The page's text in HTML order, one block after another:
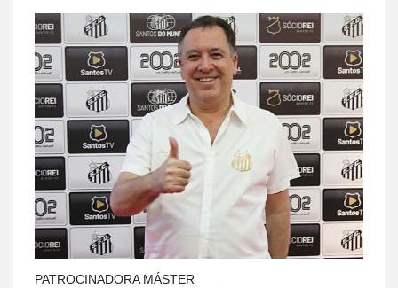
PATROCINADORA MÁSTER